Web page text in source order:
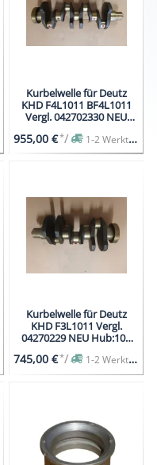
Kurbelwelle für Deutz
KHD F4L1011 BF4L1011
Vergl. 042702330 NEU
955,00 €*/ 1-2 Werktage
Kurbelwelle für Deutz
KHD F3L1011 Vergl.
04270229 NEU Hub:105
745,00 €*/ 1-2 Werktage